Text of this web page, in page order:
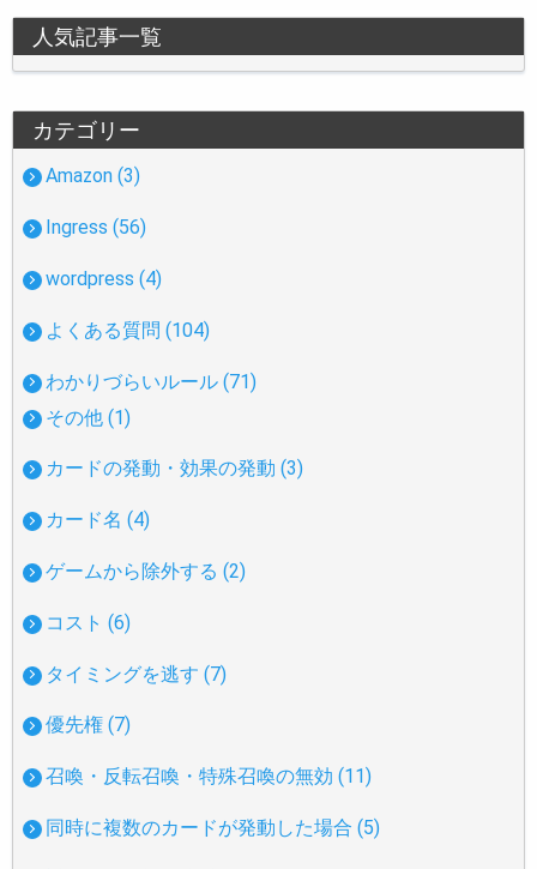
人気記事一覧
カテゴリー
Amazon (3)
Ingress (56)
wordpress (4)
よくある質問 (104)
わかりづらいルール (71)
その他 (1)
カードの発動・効果の発動 (3)
カード名 (4)
ゲームから除外する (2)
コスト (6)
タイミングを逃す (7)
優先権 (7)
召喚・反転召喚・特殊召喚の無効 (11)
同時に複数のカードが発動した場合 (5)